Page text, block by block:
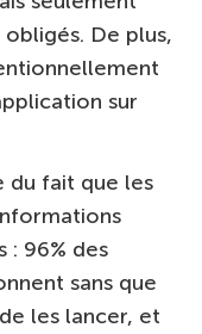
De plus,
sur
du fait que les
: 96% des
sans que
les lancer, et